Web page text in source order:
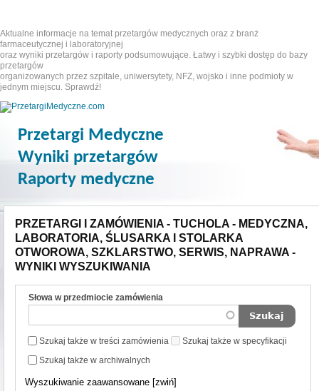
Aktualne informacje na temat przetargów medycznych oraz z branż
farmaceutycznej i laboratoryjnej
oraz wyniki przetargów i raporty podsumowujące. Łatwy i szybki dostęp do bazy
przetargów
organizowanych przez szpitale, uniwersytety, NFZ, wojsko i inne podmioty w
jednym miejscu. Sprawdź!
Przetargi Medyczne
Wyniki przetargów
Raporty medyczne
PRZETARGI I ZAMÓWIENIA - TUCHOLA - MEDYCZNA,
LABORATORIA, ŚLUSARKA I STOLARKA
OTWOROWA, SZKLARSTWO, SERWIS, NAPRAWA -
WYNIKI WYSZUKIWANIA
Słowa w przedmiocie zamówienia
Szukaj także w treści zamówienia
Szukaj także w specyfikacji
Szukaj także w archiwalnych
Wyszukiwanie zaawansowane [zwiń]